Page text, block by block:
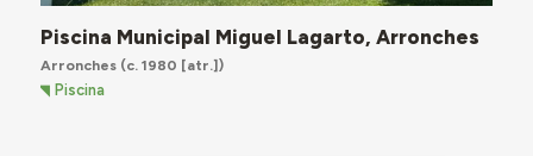
Piscina Municipal Miguel Lagarto, Arronches
Arronches(c. 1980 [atr.])
Piscina